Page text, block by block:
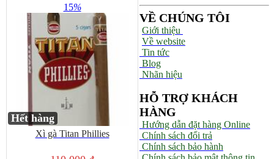
15%
Hết hàng
Xì gà Titan Phillies
VỀ CHÚNG TÔI
Giới thiệu
Về website
Tin tức
Blog
Nhãn hiệu
HỖ TRỢ KHÁCH
HÀNG
Hướng dẫn đặt hàng Online
Chính sách đổi trả
Chính sách bảo hành